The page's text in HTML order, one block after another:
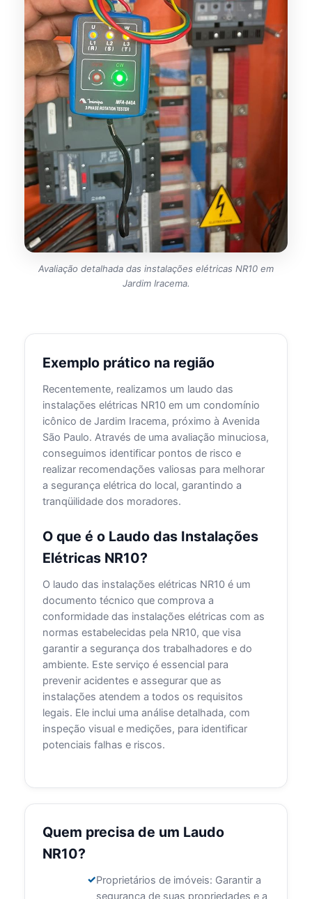
Avaliação detalhada das instalações elétricas NR10 em
Jardim Iracema.
Exemplo prático na região
Recentemente, realizamos um laudo das
instalações elétricas NR10 em um condomínio
icônico de Jardim Iracema, próximo à Avenida
São Paulo. Através de uma avaliação minuciosa,
conseguimos identificar pontos de risco e
realizar recomendações valiosas para melhorar
a segurança elétrica do local, garantindo a
tranqüilidade dos moradores.
O que é o Laudo das Instalações
Elétricas NR10?
O laudo das instalações elétricas NR10 é um
documento técnico que comprova a
conformidade das instalações elétricas com as
normas estabelecidas pela NR10, que visa
garantir a segurança dos trabalhadores e do
ambiente. Este serviço é essencial para
prevenir acidentes e assegurar que as
instalações atendem a todos os requisitos
legais. Ele inclui uma análise detalhada, com
inspeção visual e medições, para identificar
potenciais falhas e riscos.
Quem precisa de um Laudo
NR10?
Proprietários de imóveis: Garantir a
segurança de suas propriedades e a